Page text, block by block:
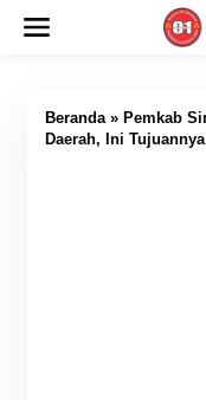
Beranda» Pemkab
Daerah, Ini Tujuannya